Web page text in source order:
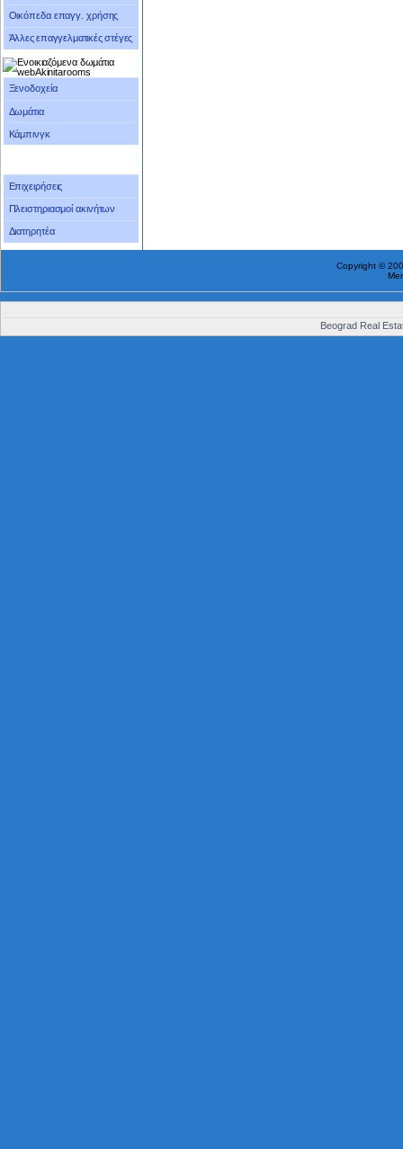
Οικόπεδα επαγγ. χρήσης
Άλλες επαγγελματικές στέγες
Ξενοδοχεία
Δωμάτια
Κάμπινγκ
Επιχειρήσεις
Πλειστηριασμοί ακινήτων
Διατηρητέα
Copyright ©
Beograd Real